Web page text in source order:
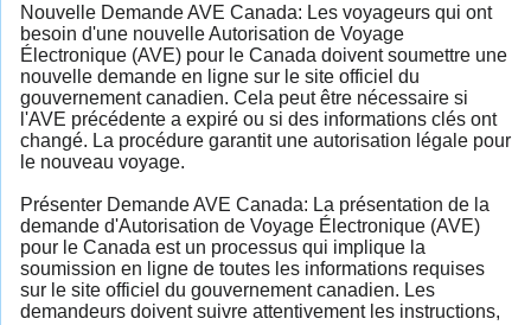
Nouvelle Demande AVE Canada: Les voyageurs qui ont
besoin d'une nouvelle Autorisation de Voyage
Électronique (AVE) pour le Canada doivent soumettre une
nouvelle demande en ligne sur le site officiel du
gouvernement canadien. Cela peut être nécessaire si
l'AVE précédente a expiré ou si des informations clés ont
changé. La procédure garantit une autorisation légale pour
le nouveau voyage.
Présenter Demande AVE Canada: La présentation de la
demande d'Autorisation de Voyage Électronique (AVE)
pour le Canada est un processus qui implique la
soumission en ligne de toutes les informations requises
sur le site officiel du gouvernement canadien. Les
demandeurs doivent suivre attentivement les instructions,